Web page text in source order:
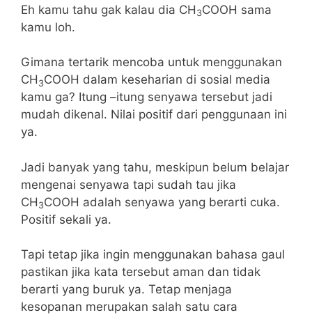
Eh kamu tahu gak kalau dia CH 3COOH sama
kamu loh.
Gimana tertarik mencoba untuk menggunakan
CH 3COOH dalam keseharian di sosial media
kamu ga? Itung –itung senyawa tersebut jadi
mudah dikenal. Nilai positif dari penggunaan ini
ya.
Jadi banyak yang tahu, meskipun belum belajar
mengenai senyawa tapi sudah tau jika
CH 3COOH adalah senyawa yang berarti cuka.
Positif sekali ya.
Tapi tetap jika ingin menggunakan bahasa gaul
pastikan jika kata tersebut aman dan tidak
berarti yang buruk ya. Tetap menjaga
kesopanan merupakan salah satu cara